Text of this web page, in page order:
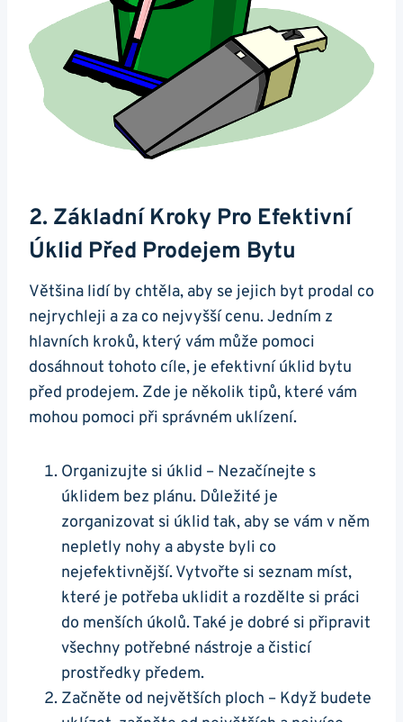
2. Základní Kroky Pro Efektivní
Úklid Před Prodejem Bytu
Většina lidí by chtěla, aby se jejich byt prodal co
nejrychleji a za co nejvyšší cenu. Jedním z
hlavních kroků, který vám může pomoci
dosáhnout tohoto cíle, je efektivní úklid bytu
před prodejem. Zde je několik tipů, které vám
mohou pomoci při správném uklízení.
Organizujte si úklid – Nezačínejte s
úklidem bez plánu. Důležité je
zorganizovat si úklid tak, aby se vám v něm
nepletly nohy a abyste byli co
nejefektivnější. Vytvořte si seznam míst,
které je potřeba uklidit a rozdělte si práci
do menších úkolů. Také je dobré si připravit
všechny potřebné nástroje a čisticí
prostředky předem.
Začněte od největších ploch – Když budete